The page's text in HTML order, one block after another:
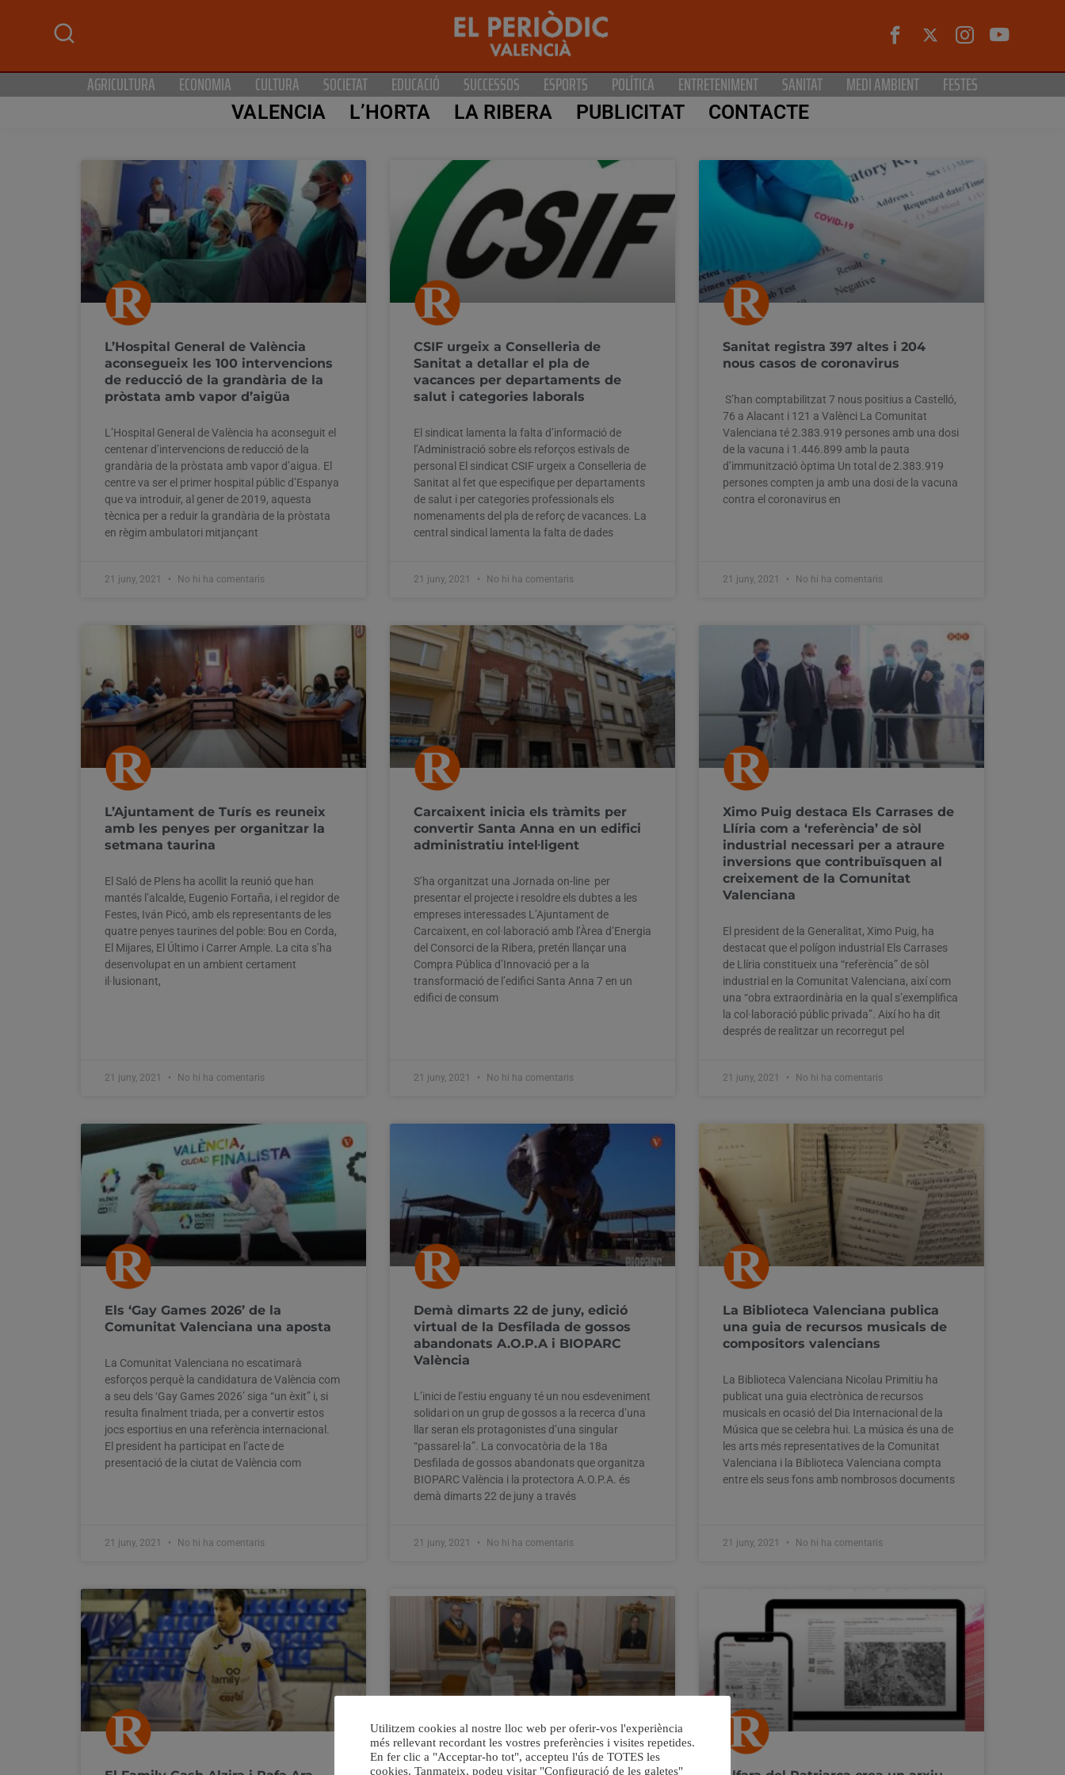
AGRICULTURA ECONOMIA CULTURA SOCIETAT EDUCACIÓ SUCCESSOS ESPORTS POLÍTICA ENTRETENIMENT SANITAT MEDI AMBIENT FESTES
VALENCIA L’HORTA LA RIBERA PUBLICITAT CONTACTE
L’Hospital General de València
aconsegueix les 100 intervencions
de reducció de la grandària de la
pròstata amb vapor d’aigüa
L’Hospital General de València ha aconseguit el
centenar d’intervencions de reducció de la
grandària de la pròstata amb vapor d’aigua. El
centre va ser el primer hospital públic d’Espanya
que va introduir, al gener de 2019, aquesta
tècnica per a reduir la grandària de la pròstata
en règim ambulatori mitjançant
21 juny, 2021 No hi ha comentaris
CSIF urgeix a Conselleria de
Sanitat a detallar el pla de
vacances per departaments de
salut i categories laborals
El sindicat lamenta la falta d’informació de
l’Administració sobre els reforços estivals de
personal El sindicat CSIF urgeix a Conselleria de
Sanitat al fet que especifique per departaments
de salut i per categories professionals els
nomenaments del pla de reforç de vacances. La
central sindical lamenta la falta de dades
21 juny, 2021 No hi ha comentaris
Sanitat registra 397 altes i 204
nous casos de coronavirus
S’han comptabilitzat 7 nous positius a Castelló,
76 a Alacant i 121 a Valènci La Comunitat
Valenciana té 2.383.919 persones amb una dosi
de la vacuna i 1.446.899 amb la pauta
d’immunització òptima Un total de 2.383.919
persones compten ja amb una dosi de la vacuna
contra el coronavirus en
21 juny, 2021 No hi ha comentaris
L’Ajuntament de Turís es reuneix
amb les penyes per organitzar la
setmana taurina
El Saló de Plens ha acollit la reunió que han
mantés l’alcalde, Eugenio Fortaña, i el regidor de
Festes, Iván Picó, amb els representants de les
quatre penyes taurines del poble: Bou en Corda,
El Mijares, El Último i Carrer Ample. La cita s’ha
desenvolupat en un ambient certament
il·lusionant,
21 juny, 2021 No hi ha comentaris
Carcaixent inicia els tràmits per
convertir Santa Anna en un edifici
administratiu intel·ligent
S’ha organitzat una Jornada on-line per
presentar el projecte i resoldre els dubtes a les
empreses interessades L’Ajuntament de
Carcaixent, en col·laboració amb l’Àrea d’Energia
del Consorci de la Ribera, pretén llançar una
Compra Pública d’Innovació per a la
transformació de l’edifici Santa Anna 7 en un
edifici de consum
21 juny, 2021 No hi ha comentaris
Ximo Puig destaca Els Carrases de
Llíria com a ‘referència’ de sòl
industrial necessari per a atraure
inversions que contribuïsquen al
creixement de la Comunitat
Valenciana
El president de la Generalitat, Ximo Puig, ha
destacat que el polígon industrial Els Carrases
de Llíria constitueix una “referència” de sòl
industrial en la Comunitat Valenciana, així com
una “obra extraordinària en la qual s’exemplifica
la col·laboració públic privada”. Així ho ha dit
després de realitzar un recorregut pel
21 juny, 2021 No hi ha comentaris
Els ‘Gay Games 2026’ de la
Comunitat Valenciana una aposta
La Comunitat Valenciana no escatimarà
esforços perquè la candidatura de València com
a seu dels ‘Gay Games 2026’ siga “un èxit” i, si
resulta finalment triada, per a convertir estos
jocs esportius en una referència internacional.
El president ha participat en l’acte de
presentació de la ciutat de València com
21 juny, 2021 No hi ha comentaris
Demà dimarts 22 de juny, edició
virtual de la Desfilada de gossos
abandonats A.O.P.A i BIOPARC
València
L’inici de l’estiu enguany té un nou esdeveniment
solidari on un grup de gossos a la recerca d’una
llar seran els protagonistes d’una singular
“passarel·la”. La convocatòria de la 18a
Desfilada de gossos abandonats que organitza
BIOPARC València i la protectora A.O.P.A. és
demà dimarts 22 de juny a través
21 juny, 2021 No hi ha comentaris
La Biblioteca Valenciana publica
una guia de recursos musicals de
compositors valencians
La Biblioteca Valenciana Nicolau Primitiu ha
publicat una guia electrònica de recursos
musicals en ocasió del Dia Internacional de la
Música que se celebra hui. La música és una de
les arts més representatives de la Comunitat
Valenciana i la Biblioteca Valenciana compta
entre els seus fons amb nombrosos documents
21 juny, 2021 No hi ha comentaris
Utilitzem cookies al nostre lloc web per oferir-vos l'experiència
més rellevant recordant les vostres preferències i visites repetides.
En fer clic a "Acceptar-ho tot", accepteu l'ús de TOTES les
cookies. Tanmateix, podeu visitar "Configuració de les galetes"